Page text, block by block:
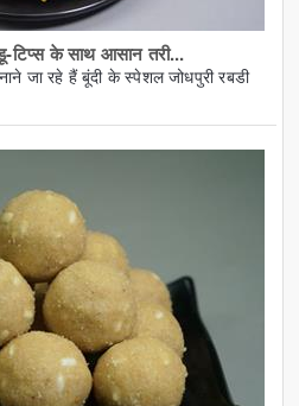
टिप्स के साथ आसान तरी...
जा रहे हैं बूंदी के स्पेशल जोधपुरी रबडी